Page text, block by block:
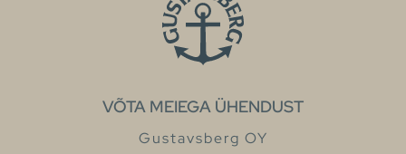
VÕTA MEIEGA ÜHENDUST
Gustavsberg OY